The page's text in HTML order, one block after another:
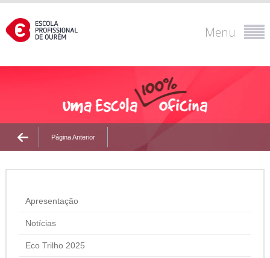
Menu
Página Anterior
Apresentação
Notícias
Eco Trilho 2025